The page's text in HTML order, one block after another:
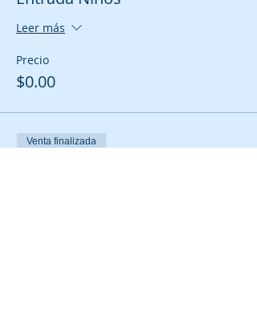
Leer más
Precio
$0.00
Venta finalizada